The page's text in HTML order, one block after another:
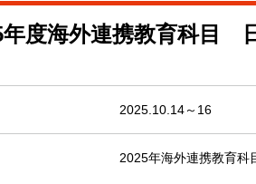
年度海外連携教育科目
2025.10.14～16
2025年海外連携教育